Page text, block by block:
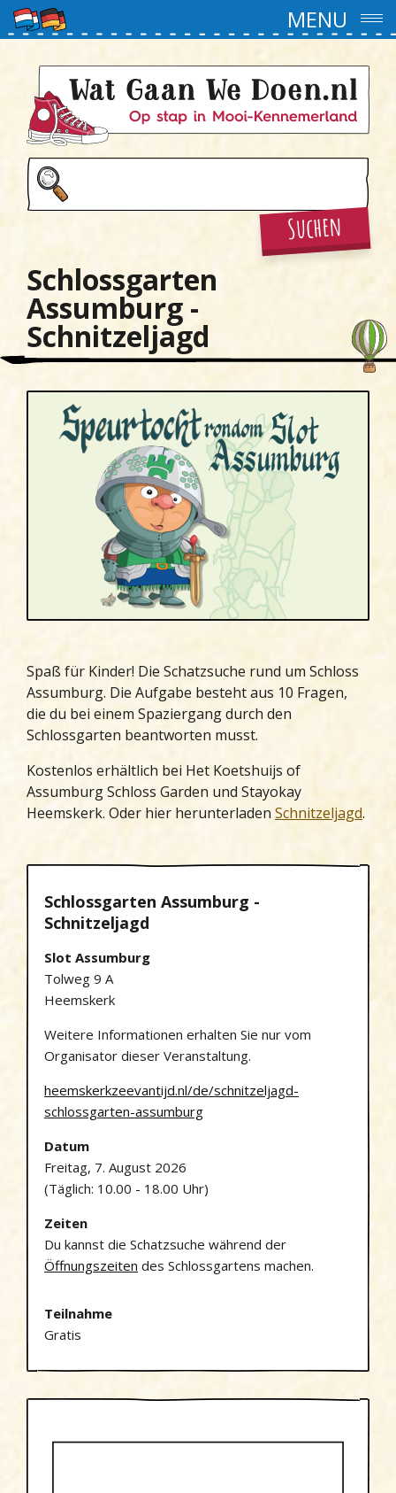
MENU
Suchen
Schlossgarten
Assumburg -
Schnitzeljagd
Spaß für Kinder! Die Schatzsuche rund um Schloss
Assumburg. Die Aufgabe besteht aus 10 Fragen,
die du bei einem Spaziergang durch den
Schlossgarten beantworten musst.
Kostenlos erhältlich bei Het Koetshuijs of
Assumburg Schloss Garden und Stayokay
Heemskerk. Oder hier herunterladen Schnitzeljagd.
Schlossgarten Assumburg -
Schnitzeljagd
Slot Assumburg
Tolweg 9 A
Heemskerk
Weitere Informationen erhalten Sie nur vom
Organisator dieser Veranstaltung.
heemskerkzeevantijd.nl/de/schnitzeljagd-
schlossgarten-assumburg
Datum
Freitag, 7. August 2026
(Täglich: 10.00 - 18.00 Uhr)
Zeiten
Du kannst die Schatzsuche während der
Öffnungszeiten des Schlossgartens machen.
Teilnahme
Gratis